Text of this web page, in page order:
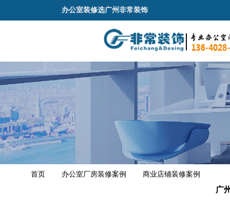
办公室装修选广州非常装饰
首页 办公室厂房装修案例 商业店铺装修案例
广